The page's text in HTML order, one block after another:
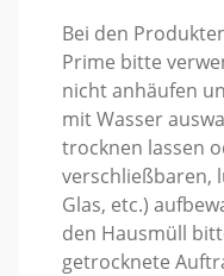
Bei den
Prime bitte
nicht anhäufen
mit Wasser
trocknen lassen
verschließbaren,
Glas, etc.)
den Hausmüll
getrocknete